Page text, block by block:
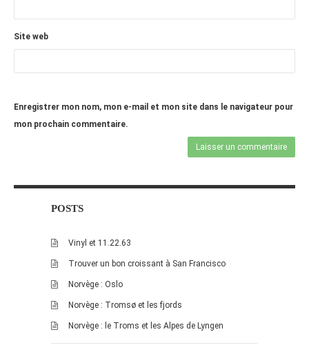
Site web
Enregistrer mon nom, mon e-mail et mon site dans le navigateur pour
mon prochain commentaire.
POSTS
Vinyl et 11.22.63
Trouver un bon croissant à San Francisco
Norvège : Oslo
Norvège : Tromsø et les fjords
Norvège : le Troms et les Alpes de Lyngen